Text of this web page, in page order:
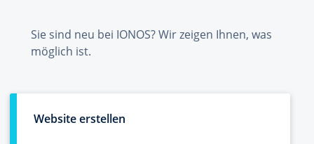
Sie sind neu bei IONOS? Wir zeigen Ihnen, was
möglich ist.
Website erstellen